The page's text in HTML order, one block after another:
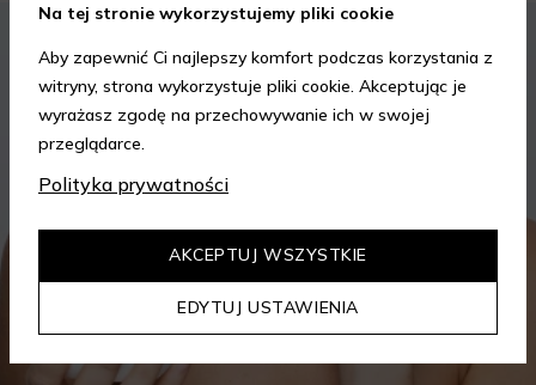
KOSMETYKI PIELĘGNACJA SKÓRY
Na tej stronie wykorzystujemy pliki cookie
Aby zapewnić Ci najlepszy komfort podczas korzystania z
witryny, strona wykorzystuje pliki cookie. Akceptując je
wyrażasz zgodę na przechowywanie ich w swojej
przeglądarce.
Polityka prywatności
EDYTUJ USTAWIENIA
AKCEPTUJ WSZYSTKIE